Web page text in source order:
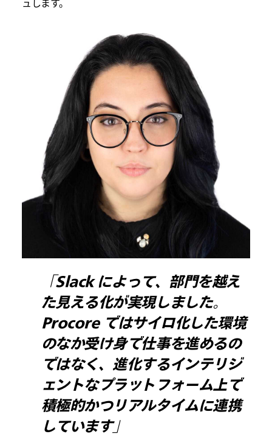
ュします。
「Slack によって、部門を越え
た見える化が実現しました。
Procore ではサイロ化した環境
のなか受け身で仕事を進めるの
ではなく、進化するインテリジ
ェントなプラットフォーム上で
積極的かつリアルタイムに連携
しています」